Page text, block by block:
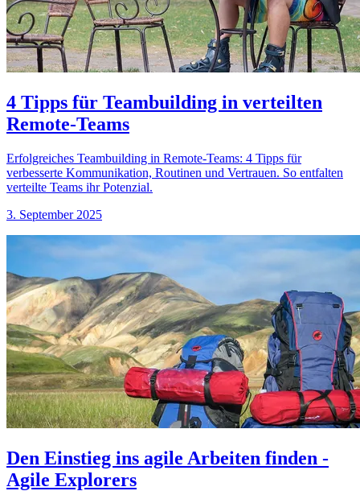
4 Tipps für Teambuilding in verteilten
Remote-Teams
Erfolgreiches Teambuilding in Remote-Teams: 4 Tipps für
verbesserte Kommunikation, Routinen und Vertrauen. So entfalten
verteilte Teams ihr Potenzial.
3. September 2025
Den Einstieg ins agile Arbeiten finden -
Agile Explorers